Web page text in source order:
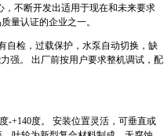
，不断开发出适用于现在和未来要求
量认证的企业之一。
检，过载保护，水泵自动切换，缺
强。 出厂前按用户要求整机调试，配
+140度。 安装位置灵活，可垂直或